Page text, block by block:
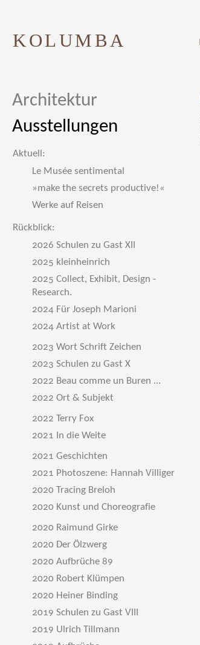
KOLUMBA
Architektur
Ausstellungen
Aktuell:
Le Musée sentimental
»make the secrets productive!«
Werke auf Reisen
Rückblick:
2026 Schulen zu Gast XII
2025 kleinheinrich
2025 Collect, Exhibit, Design -
Research.
2024 Für Joseph Marioni
2024 Artist at Work
2023 Wort Schrift Zeichen
2023 Schulen zu Gast X
2022 Beau comme un Buren ...
2022 Ort & Subjekt
2022 Terry Fox
2021 In die Weite
2021 Geschichten
2021 Photoszene: Hannah Villiger
2020 Tracing Breloh
2020 Kunst und Choreografie
2020 Raimund Girke
2020 Der Ölzwerg
2020 Aufbrüche 89
2020 Robert Klümpen
2020 Heiner Binding
2019 Schulen zu Gast VIII
2019 Ulrich Tillmann